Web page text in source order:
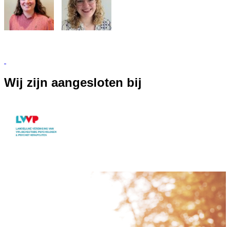
Wij zijn aangesloten bij